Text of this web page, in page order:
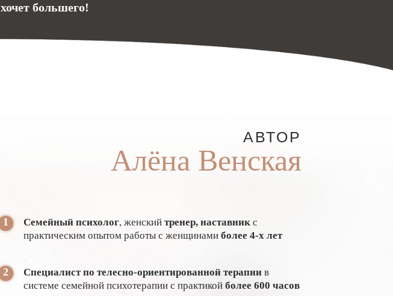
хочет большего!
АВТОР
Алёна Венская
Семейный психолог, женский тренер, наставник с
практическим опытом работы с женщинами более 4-х лет
Специалист по телесно-ориентированной терапии в
системе семейной психотерапии с практикой более 600 часов
1
2